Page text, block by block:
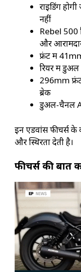
राइडिंग
नहीं
Rebel 500
और
फ्रंट में
रियर में डुअल
296mm
ब्रेक
डुअल-चैनल
इन एडवांस फीचर्स के
और स्थिरता देती है।
फीचर्स की बात